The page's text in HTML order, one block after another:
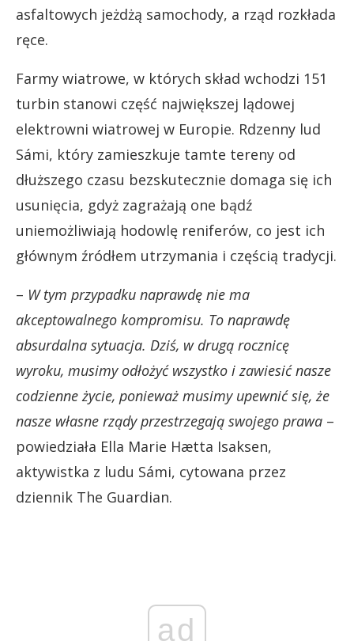
asfaltowych jeżdżą samochody, a rząd rozkłada
ręce.
Farmy wiatrowe, w których skład wchodzi 151
turbin stanowi część największej lądowej
elektrowni wiatrowej w Europie. Rdzenny lud
Sámi, który zamieszkuje tamte tereny od
dłuższego czasu bezskutecznie domaga się ich
usunięcia, gdyż zagrażają one bądź
uniemożliwiają hodowlę reniferów, co jest ich
głównym źródłem utrzymania i częścią tradycji.
– W tym przypadku naprawdę nie ma
akceptowalnego kompromisu. To naprawdę
absurdalna sytuacja. Dziś, w drugą rocznicę
wyroku, musimy odłożyć wszystko i zawiesić nasze
codzienne życie, ponieważ musimy upewnić się, że
nasze własne rządy przestrzegają swojego prawa –
powiedziała Ella Marie Hætta Isaksen,
aktywistka z ludu Sámi, cytowana przez
dziennik The Guardian.
ad